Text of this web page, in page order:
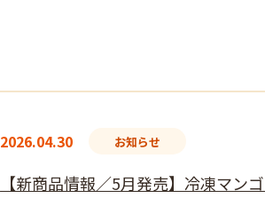
2026.04.30 お知らせ
【新商品情報／5月発売】冷凍マン